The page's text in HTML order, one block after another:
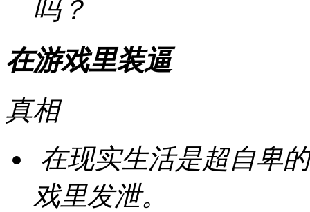
吗？
在游戏里装逼
真相
在现实生活是超自卑
戏里发泄。